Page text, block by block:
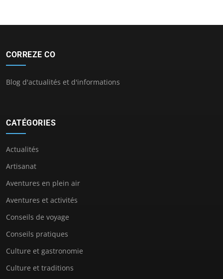
CORREZE CO
Blog d'actualités et d'informations
CATÉGORIES
Actualités
Artisanat
Aventures en plein air
Aventures et activités
Conseils de voyage
Conseils pratiques
Culture et gastronomie
Culture et traditions